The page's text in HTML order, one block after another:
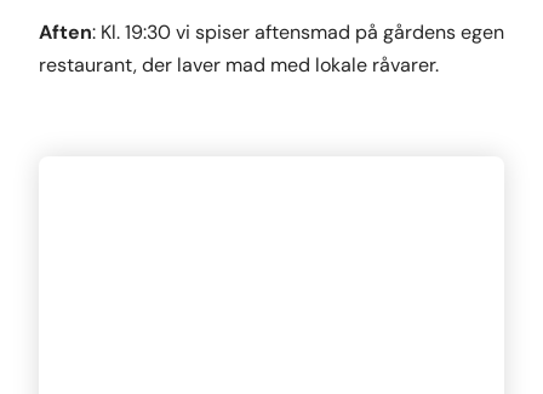
Aften: Kl. 19:30 vi spiser aftensmad på gårdens egen
restaurant, der laver mad med lokale råvarer.